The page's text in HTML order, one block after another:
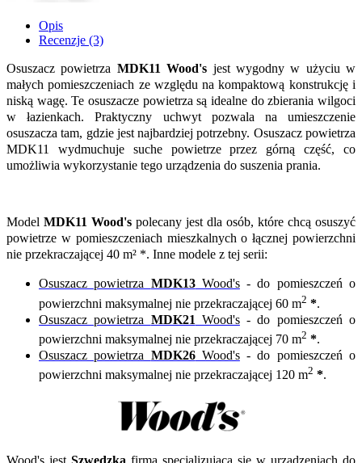
Opis
Recenzje (3)
Osuszacz powietrza MDK11 Wood's jest wygodny w użyciu w
małych pomieszczeniach ze względu na kompaktową konstrukcję i
niską wagę. Te osuszacze powietrza są idealne do zbierania wilgoci
w łazienkach. Praktyczny uchwyt pozwala na umieszczenie
osuszacza tam, gdzie jest najbardziej potrzebny. Osuszacz powietrza
MDK11 wydmuchuje suche powietrze przez górną część, co
umożliwia wykorzystanie tego urządzenia do suszenia prania.
Model MDK11 Wood's polecany jest dla osób, które chcą osuszyć
powietrze w pomieszczeniach mieszkalnych o łącznej powierzchni
nie przekraczającej 40 m² *. Inne modele z tej serii:
Osuszacz powietrza MDK13Wood's- do pomieszczeń o
powierzchni maksymalnej nie przekraczającej 60 m2 *.
Osuszacz powietrza MDK21 Wood's- do pomieszczeń o
powierzchni maksymalnej nie przekraczającej 70 m2 *.
Osuszacz powietrza MDK26Wood's- do pomieszczeń o
powierzchni maksymalnej nie przekraczającej 120 m2 *.